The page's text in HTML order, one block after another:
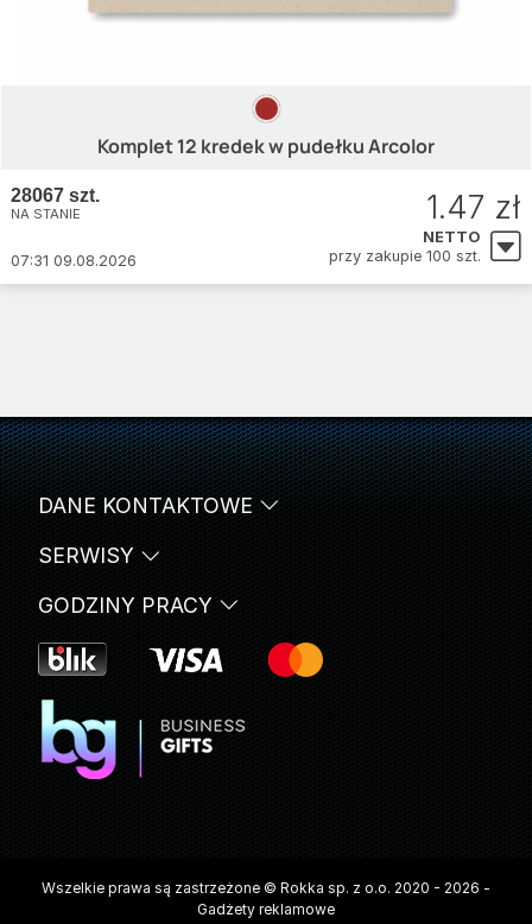
Komplet 12 kredek w pudełku Arcolor
28067 szt.
NA STANIE
07:31 09.08.2026
1.47 zł
NETTO
przy zakupie 100 szt.
SERWISY
DANE KONTAKTOWE
GODZINY PRACY
Wszelkie prawa są zastrzeżone © Rokka sp. z o.o. 2020 - 2026 -
Gadżety reklamowe